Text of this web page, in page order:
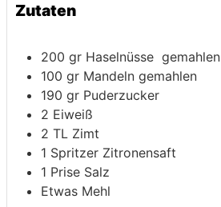
Zutaten
200 gr Haselnüsse gemahlen
100 gr Mandeln gemahlen
190 gr Puderzucker
2 Eiweiß
2 TL Zimt
1 Spritzer Zitronensaft
1 Prise Salz
Etwas Mehl